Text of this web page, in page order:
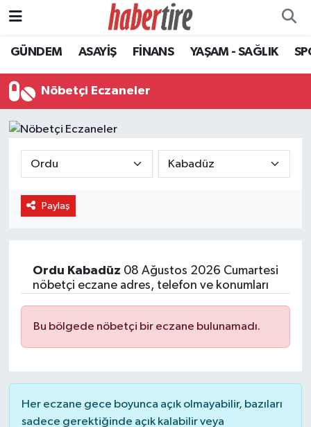
GÜNDEM ASAYİŞ FİNANS YAŞAM - SAĞLIK
Nöbetçi Eczaneler
Paylaş
Ordu Kabadüz 08 Ağustos 2026 Cumartesi
nöbetçi eczane adres, telefon ve konumları
Bu bölgede nöbetçi bir eczane bulunamadı.
Her eczane gece boyunca açık olmayabilir, bazıları
sadece gerektiğinde açık kalabilir veya
Tire Nöbetçi Eczaneler
Tire Hava Durumu
Tire Trafik Yoğunluk Haritası
Süper Lig Puan Durumu ve Fikstür
Tüm Manşetler
Haber Arşivi